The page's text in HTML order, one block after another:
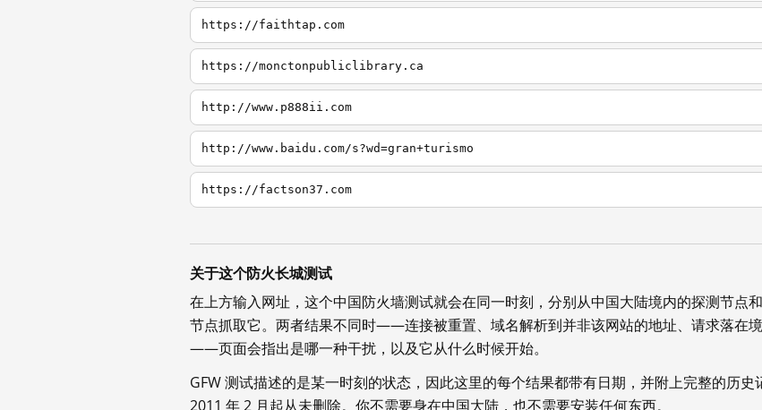
https://faithtap.com
https://monctonpubliclibrary.ca
http://www.p888ii.com
http://www.baidu.com/s?wd=gran+turismo
https://factson37.com
关于这个防火长城测试
在上方输入网址，这个中国防火墙测试就会在同一时刻，分别从中国大陆境内的探测节点
节点抓取它。两者结果不同时——连接被重置、域名解析到并非该网站的地址、请求落在
——页面会指出是哪一种干扰，以及它从什么时候开始。
GFW 测试描述的是某一时刻的状态，因此这里的每个结果都带有日期，并附上完整的历史
2011 年 2 月起从未删除。你不需要身在中国大陆，也不需要安装任何东西。